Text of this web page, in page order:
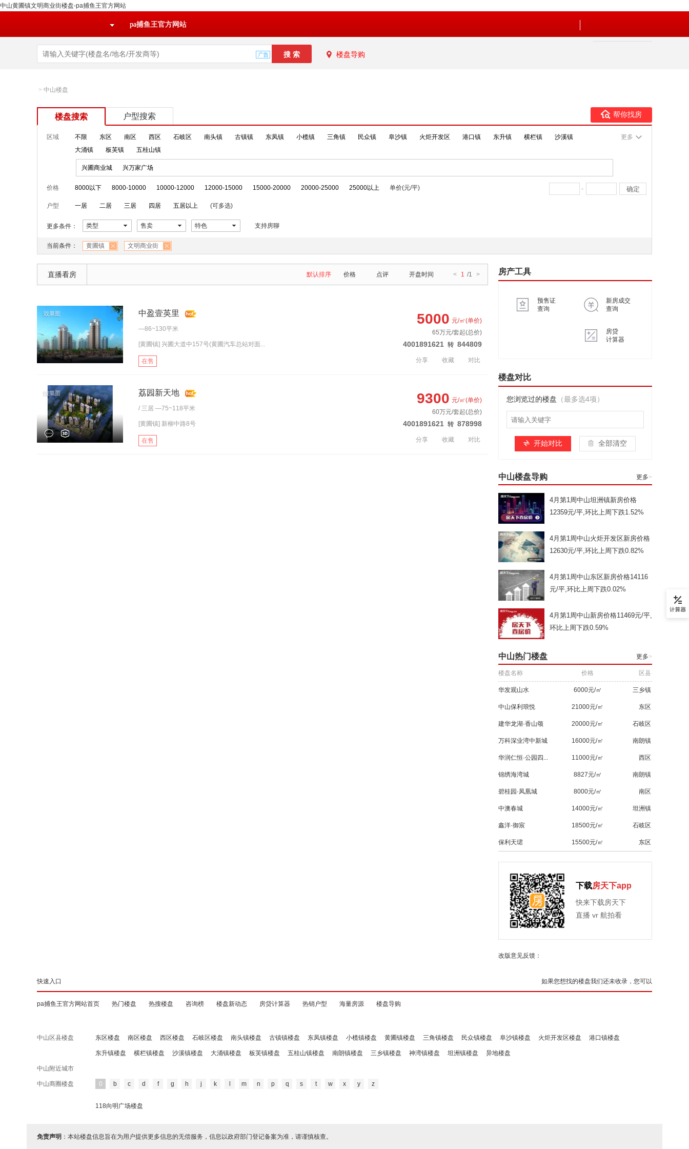
中山黄圃镇文明商业街楼盘-pa捕鱼王官方网站
pa捕鱼王官方网站
楼盘导购
> 中山楼盘
楼盘搜索 户型搜索 帮你找房
区域 不限 东区 南区 西区 石岐区 南头镇 古镇镇 东凤镇 小榄镇 三角镇 民众镇 阜沙镇 火炬开发区 港口镇 东升镇 横栏镇
沙溪镇
大涌镇
板芙镇 五桂山镇
更多
兴圃商业城 兴万家广场
价格 8000以下 8000-10000 10000-12000 12000-15000 15000-20000 20000-25000 25000以上 单价(元/平) -
户型 一居 二居 三居 四居 五居以上 (可多选)
更多条件： 类型 售卖 特色 支持房聊
当前条件： 黄圃镇 文明商业街
直播看房 默认排序 价格 点评 开盘时间 < 1 /1 >
中盈壹英里
—86~130平米
[黄圃镇] 兴圃大道中157号(黄圃汽车总站对面... 4001891621 转 844809
在售
5000 元/㎡(单价)
65万元/套起(总价)
分享 收藏 对比
荔园新天地
/ 三居 —75~118平米
[黄圃镇] 新柳中路8号 4001891621 转 878998
在售
9300 元/㎡(单价)
60万元/套起(总价)
分享 收藏 对比
房产工具
预售证
查询
新房成交
查询
房贷
计算器
楼盘对比
您浏览过的楼盘 （最多选4项）
开始对比 全部清空
中山楼盘导购 更多>
4月第1周中山坦洲镇新房价格
12359元/平,环比上周下跌1.52%
4月第1周中山火炬开发区新房价格
12630元/平,环比上周下跌0.82%
4月第1周中山东区新房价格14116
元/平,环比上周下跌0.02%
4月第1周中山新房价格11469元/平,
环比上周下跌0.59%
中山热门楼盘 更多>
楼盘名称 价格 区县
华发观山水 6000元/㎡ 三乡镇
中山保利琅悦 21000元/㎡ 东区
建华龙湖·香山颂 20000元/㎡ 石岐区
万科深业湾中新城 16000元/㎡ 南朗镇
华润仁恒·公园四... 11000元/㎡ 西区
锦绣海湾城 8827元/㎡ 南朗镇
碧桂园·凤凰城 8000元/㎡ 南区
中澳春城 14000元/㎡ 坦洲镇
鑫洋·御宸 18500元/㎡ 石岐区
保利天珺 15500元/㎡ 东区
下载房天下app
快来下载房天下
直播 vr 航拍看
改版意见反馈：
如果您想找的楼盘我们还未收录，您可以
快速入口
pa捕鱼王官方网站首页 热门楼盘 热搜楼盘 咨询榜 楼盘新动态 房贷计算器 热销户型 海量房源 楼盘导购
中山区县楼盘 东区楼盘 南区楼盘 西区楼盘 石岐区楼盘 南头镇楼盘 古镇镇楼盘 东凤镇楼盘 小榄镇楼盘 黄圃镇楼盘 三角镇楼盘 民众镇楼盘 阜沙镇楼盘 火炬开发区楼盘 港口镇楼盘
东升镇楼盘 横栏镇楼盘 沙溪镇楼盘 大涌镇楼盘 板芙镇楼盘 五桂山镇楼盘 南朗镇楼盘 三乡镇楼盘 神湾镇楼盘 坦洲镇楼盘 异地楼盘
中山附近城市
中山商圈楼盘 0 b c d f g h j k m n p q s t w x y z
118向明广场楼盘
免责声明 ：本站楼盘信息旨在为用户提供更多信息的无偿服务，信息以政府部门登记备案为准，请谨慎核查。